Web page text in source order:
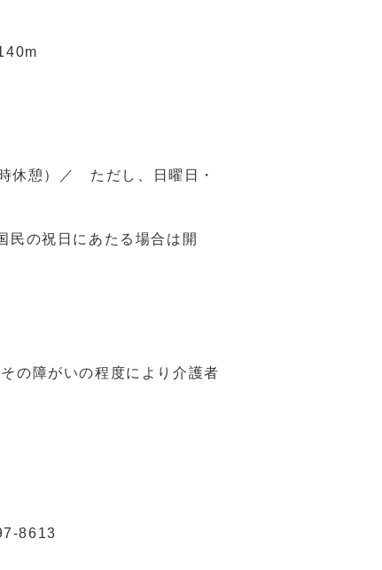
休憩）／ ただし、日曜日・
民の祝日にあたる場合は開
の障がいの程度により介護者
8613